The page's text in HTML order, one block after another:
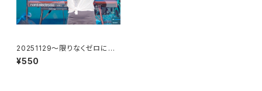
20251129〜限りなくゼロに近
いけど、ゼロじゃない〜ワンマン
ライブ映像
¥550